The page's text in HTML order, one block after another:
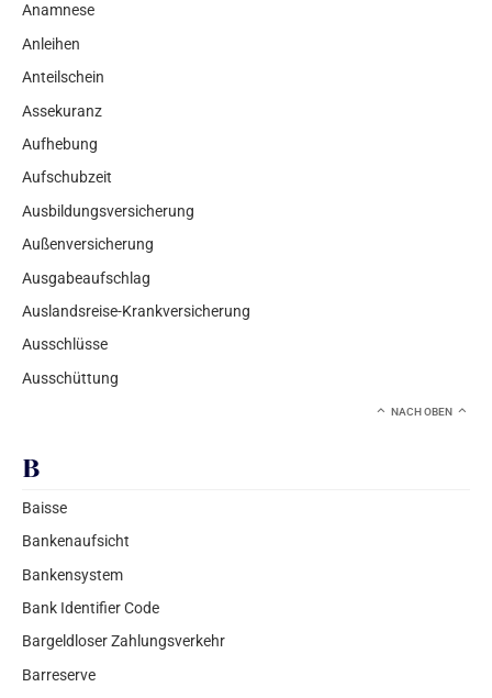
Anamnese
Anleihen
Anteilschein
Assekuranz
Aufhebung
Aufschubzeit
Ausbildungsversicherung
Außenversicherung
Ausgabeaufschlag
Auslandsreise-Krankversicherung
Ausschlüsse
Ausschüttung
NACH OBEN
B
Baisse
Bankenaufsicht
Bankensystem
Bank Identifier Code
Bargeldloser Zahlungsverkehr
Barreserve